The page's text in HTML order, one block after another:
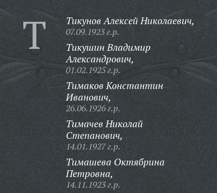
Т Тикунов Алексей Николаевич,
07.09.1923 г.р.
Тикушин Владимир
Александрович,
01.02.1925 г.р.
Тимаков Константин
Иванович,
26.06.1926 г.р.
Тимачев Николай
Степанович,
14.01.1927 г.р.
Тимашева Октябрина
Петровна,
14.11.1923 г.р.